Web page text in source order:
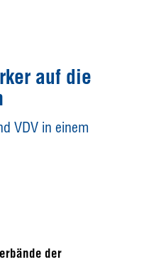
auf die
VDV in einem
der